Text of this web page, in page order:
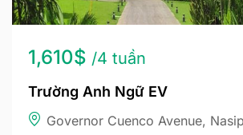
1,610$ /4 tuần
Trường Anh Ngữ EV